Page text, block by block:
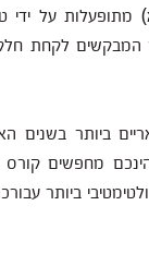
על ידי
המבקשים לקחת
ביותר בשנים
מחפשים
ביותר